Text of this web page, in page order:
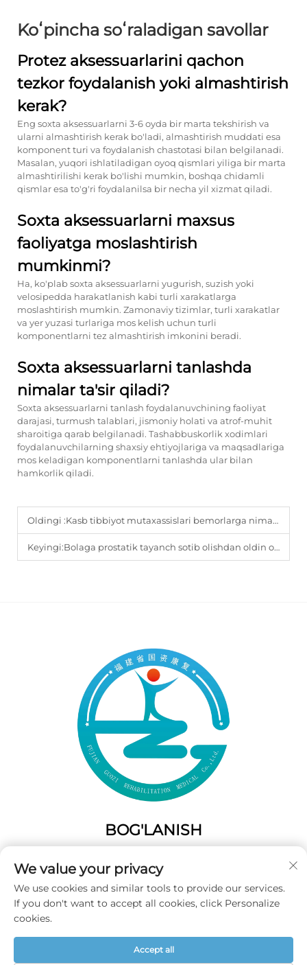
Koʻpincha soʻraladigan savollar
Protez aksessuarlarini qachon
tezkor foydalanish yoki almashtirish
kerak?
Eng soxta aksessuarlarni 3-6 oyda bir marta tekshirish va
ularni almashtirish kerak bo'ladi, almashtirish muddati esa
komponent turi va foydalanish chastotasi bilan belgilanadi.
Masalan, yuqori ishlatiladigan oyoq qismlari yiliga bir marta
almashtirilishi kerak bo'lishi mumkin, boshqa chidamli
qismlar esa to'g'ri foydalanilsa bir necha yil xizmat qiladi.
Soxta aksessuarlarni maxsus
faoliyatga moslashtirish
mumkinmi?
Ha, ko'plab soxta aksessuarlarni yugurish, suzish yoki
velosipedda harakatlanish kabi turli xarakatlarga
moslashtirish mumkin. Zamonaviy tizimlar, turli xarakatlar
va yer yuzasi turlariga mos kelish uchun turli
komponentlarni tez almashtirish imkonini beradi.
Soxta aksessuarlarni tanlashda
nimalar ta'sir qiladi?
Soxta aksessuarlarni tanlash foydalanuvchining faoliyat
darajasi, turmush talablari, jismoniy holati va atrof-muhit
sharoitiga qarab belgilanadi. Tashabbuskorlik xodimlari
foydalanuvchilarning shaxsiy ehtiyojlariga va maqsadlariga
mos keladigan komponentlarni tanlashda ular bilan
hamkorlik qiladi.
Oldingi :Kasb tibbiyot mutaxassislari bemorlarga nima uchun maxsus protezlar tavsiya qiladi?
Keyingi:Bolaga prostatik tayanch sotib olishdan oldin ota-onalar nimalarni bilishi kerak?
BOG'LANISH
Fujian, Xitoy
Tel:+86-19859128239
Elektron pochta:
[email protected]
We value your privacy
We use cookies and similar tools to provide our services.
If you don't want to accept all cookies, click Personalize
cookies.
Accept all